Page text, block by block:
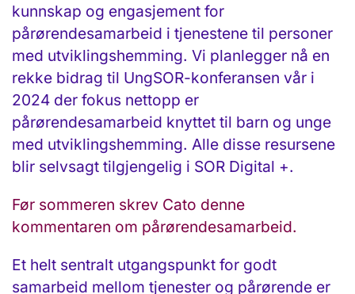
kunnskap og engasjement for
pårørendesamarbeid i tjenestene til personer
med utviklingshemming. Vi planlegger nå en
rekke bidrag til UngSOR-konferansen vår i
2024 der fokus nettopp er
pårørendesamarbeid knyttet til barn og unge
med utviklingshemming. Alle disse resursene
blir selvsagt tilgjengelig i SOR Digital +.
Før sommeren skrev Cato denne
kommentaren om pårørendesamarbeid.
Et helt sentralt utgangspunkt for godt
samarbeid mellom tjenester og pårørende er